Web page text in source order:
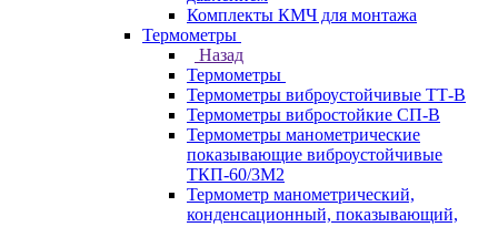
Комплекты КМЧ для монтажа
Термометры
Назад
Термометры
Термометры виброустойчивые ТТ-В
Термометры вибростойкие СП-В
Термометры манометрические
показывающие виброустойчивые
ТКП-60/3М2
Термометр манометрический,
конденсационный, показывающий,